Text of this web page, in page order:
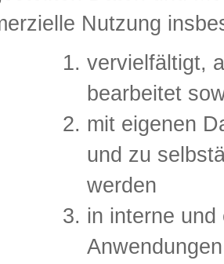
Nutzung
vervielfältigt,
bearbeitet
mit eigenen
und zu
werden
in interne